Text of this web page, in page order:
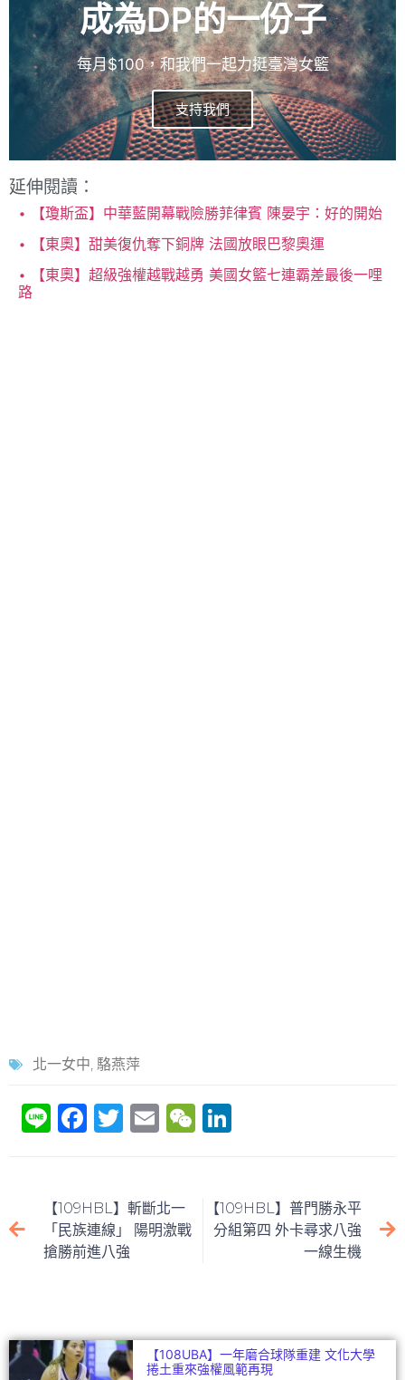
成為DP的一份子
每月$100，和我們一起力挺臺灣女籃
支持我們
延伸閱讀：
【瓊斯盃】中華藍開幕戰險勝菲律賓 陳晏宇：好的開始
【東奧】甜美復仇奪下銅牌 法國放眼巴黎奧運
【東奧】超級強權越戰越勇 美國女籃七連霸差最後一哩
路
北一女中, 駱燕萍
Li F
e
b
o
T
er
E
l
W
at
e
dI
【109HBL】斬斷北一
「民族連線」 陽明激戰
搶勝前進八強
【109HBL】普門勝永平
分組第四 外卡尋求八強
一線生機
【108UBA】一年磨合球隊重建 文化大學
捲土重來強權風範再現